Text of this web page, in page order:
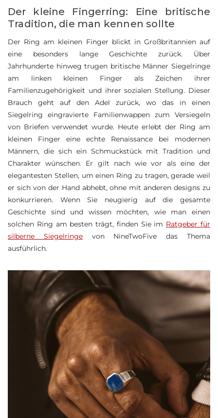
Der kleine Fingerring: Eine britische
Tradition, die man kennen sollte
Der Ring am kleinen Finger blickt in Großbritannien auf
eine besonders lange Geschichte zurück. Über
Jahrhunderte hinweg trugen britische Männer Siegelringe
am linken kleinen Finger als Zeichen ihrer
Familienzugehörigkeit und ihrer sozialen Stellung. Dieser
Brauch geht auf den Adel zurück, wo das in einen
Siegelring eingravierte Familienwappen zum Versiegeln
von Briefen verwendet wurde. Heute erlebt der Ring am
kleinen Finger eine echte Renaissance bei modernen
Männern, die sich ein Schmuckstück mit Tradition und
Charakter wünschen. Er gilt nach wie vor als eine der
elegantesten Stellen, um einen Ring zu tragen, gerade weil
er sich von der Hand abhebt, ohne mit anderen designs zu
konkurrieren. Wenn Sie neugierig auf die gesamte
Geschichte sind und wissen möchten, wie man einen
solchen Ring am besten trägt, finden Sie im Ratgeber für
silberne Siegelringevon NineTwoFive das Thema
ausführlich.